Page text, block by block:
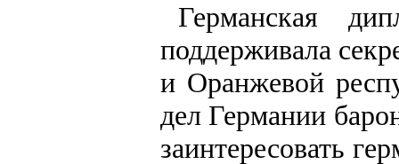
Германская
поддерживала
и Оранжевой
дел Германии
заинтересовать